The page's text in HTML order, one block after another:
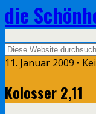
die
11. Januar 2009 •
Kolosser 2,11